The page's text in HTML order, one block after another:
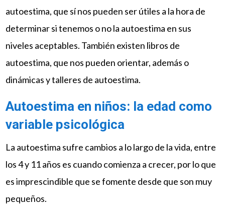
autoestima, que sí nos pueden ser útiles a la hora de
determinar si tenemos o no la autoestima en sus
niveles aceptables. También existen libros de
autoestima, que nos pueden orientar, además o
dinámicas y talleres de autoestima.
Autoestima en niños: la edad como
variable psicológica
La autoestima sufre cambios a lo largo de la vida, entre
los 4 y 11 años es cuando comienza a crecer, por lo que
es imprescindible que se fomente desde que son muy
pequeños.